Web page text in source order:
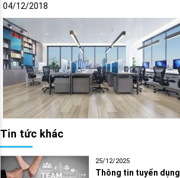
04/12/2018
Tin tức khác
25/12/2025
Thông tin tuyển dụng